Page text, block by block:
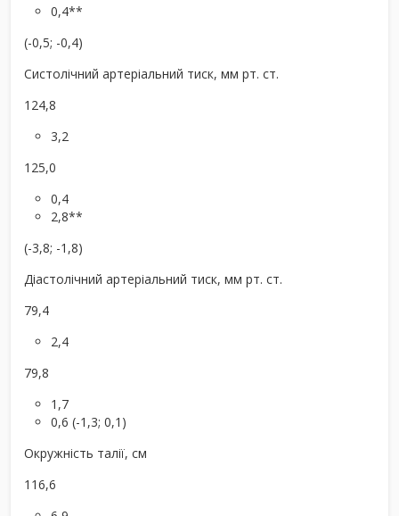
0,4**
(-0,5; -0,4)
Систолічний артеріальний тиск, мм рт. ст.
124,8
3,2
125,0
0,4
2,8**
(-3,8; -1,8)
Діастолічний артеріальний тиск, мм рт. ст.
79,4
2,4
79,8
1,7
0,6 (-1,3; 0,1)
Окружність талії, см
116,6